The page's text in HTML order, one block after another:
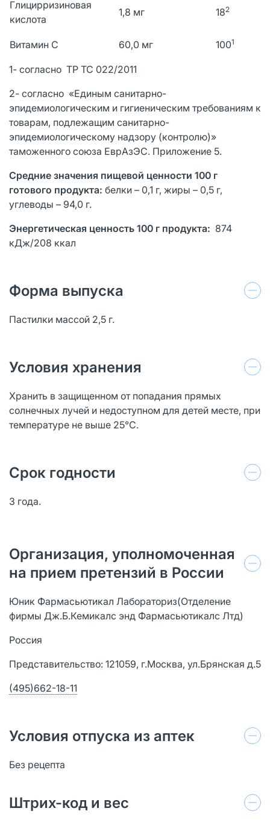
Глицирризиновая
кислота
1,8 мг 182
Витамин С 60,0 мг 1001
1- согласно ТР ТС 022/2011
2- согласно «Единым санитарно-
эпидемиологическим и гигиеническим требованиям к
товарам, подлежащим санитарно-
эпидемиологическому надзору (контролю)»
таможенного союза ЕврАзЭС. Приложение 5.
Средние значения пищевой ценности 100 г
готового продукта: белки – 0,1 г, жиры – 0,5 г,
углеводы – 94,0 г.
Энергетическая ценность 100 г продукта: 874
кДж/208 ккал
Форма выпуска
Пастилки массой 2,5 г.
Условия хранения
Хранить в защищенном от попадания прямых
солнечных лучей и недоступном для детей месте, при
температуре не выше 25°С.
Срок годности
3 года.
Организация, уполномоченная
на прием претензий в России
Юник Фармасьютикал Лабораториз(Отделение
фирмы Дж.Б.Кемикалс энд Фармасьютикалс Лтд)
Россия
Представительство: 121059, г.Москва, ул.Брянская д.5
(495)662-18-11
Условия отпуска из аптек
Без рецепта
Штрих-код и вес